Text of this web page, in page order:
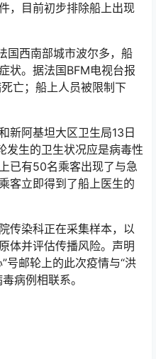
，目前初步排除船上出现
西南部城市波尔多，船
状。据法国BFM电视台报
亡；船上人员被限制下
阿基坦大区卫生局13日
发生的卫生状况应是病毒性
已有50名乘客出现了与急
客立即得到了船上医生的
染科正在采集样本，以
体并评估传播风险。声明
号邮轮上的此次疫情与“洪
病例相联系。